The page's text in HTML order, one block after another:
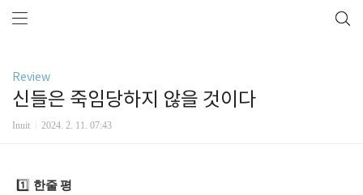
Review
신들은 죽임당하지 않을 것이다
Inuit 2024. 2. 11. 07:43
1️⃣ 한줄평